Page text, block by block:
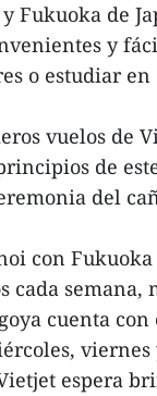
Fukuoka de
y
o estudiar en
vuelos de
de
del
con
cada
cuenta
viernes
espera